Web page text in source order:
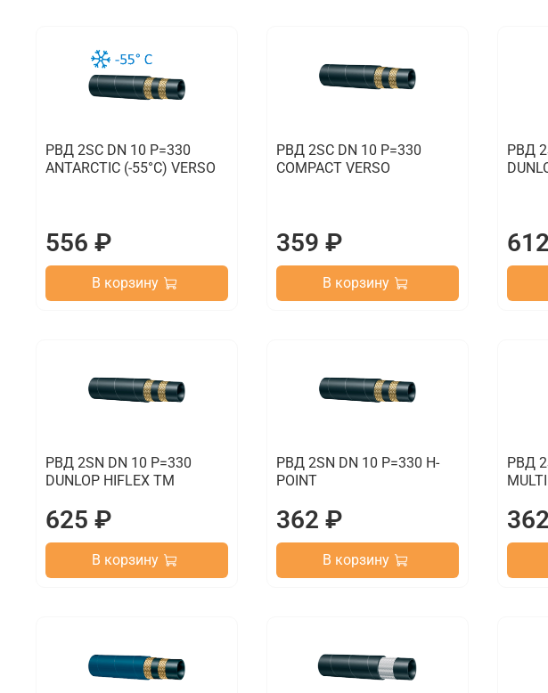
РВД 2SC DN 10 P=330
ANTARCTIC (-55°C) VERSO
556 ₽
В корзину
РВД 2SC DN 10 P=330
COMPACT VERSO
359 ₽
В корзину
РВД
РВД 2SN DN 10 P=330
DUNLOP HIFLEX TM
625 ₽
В корзину
РВД 2SN DN 10 P=330 H-
POINT
362 ₽
В корзину
РВД